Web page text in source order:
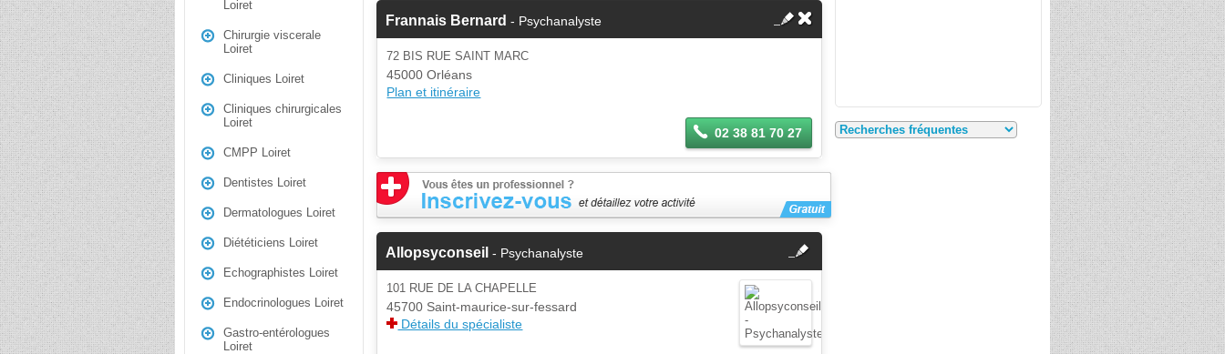
Loiret
Chirurgie viscerale
Loiret
Cliniques Loiret
Cliniques chirurgicales
Loiret
CMPP Loiret
Dentistes Loiret
Dermatologues Loiret
Diététiciens Loiret
Echographistes Loiret
Endocrinologues Loiret
Gastro-entérologues
Loiret
Frannais Bernard - Psychanalyste
72 BIS RUE SAINT MARC
45000 Orléans
Plan et itinéraire
02 38 81 70 27
Allopsyconseil - Psychanalyste fermer
Cette fiche est la propriété
d'un membre.
Si vous êtes ce membre, mettez à
jour ces informations sur votre
connecter
101 RUE DE LA CHAPELLE
45700 Saint-maurice-sur-fessard
Détails du spécialiste